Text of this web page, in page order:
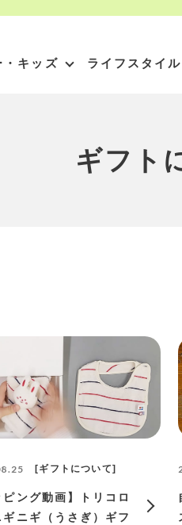
・キッズ ライフスタイル
ギフト
ギフトについて
ピング動画】トリコロ
ギニギ（うさぎ）ギフ